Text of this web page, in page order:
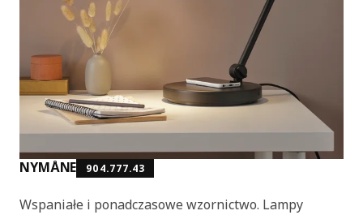
NYMÅNE 904.777.43
Wspaniałe i ponadczasowe wzornictwo. Lampy